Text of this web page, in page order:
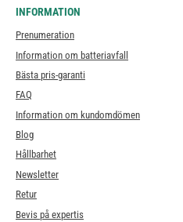
INFORMATION
Prenumeration
Information om batteriavfall
Bästa pris-garanti
FAQ
Information om kundomdömen
Blog
Hållbarhet
Newsletter
Retur
Bevis på expertis